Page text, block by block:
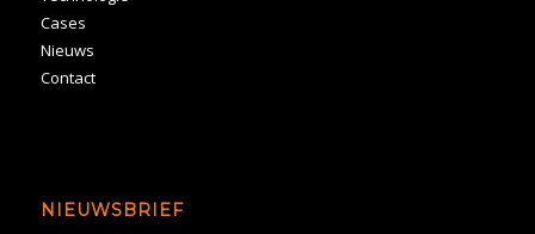
Cases
Nieuws
Contact
NIEUWSBRIEF